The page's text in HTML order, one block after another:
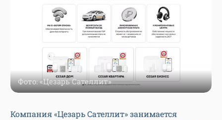
Фото: «Цезарь Сателлит»
Компания «Цезарь Сателлит» занимается